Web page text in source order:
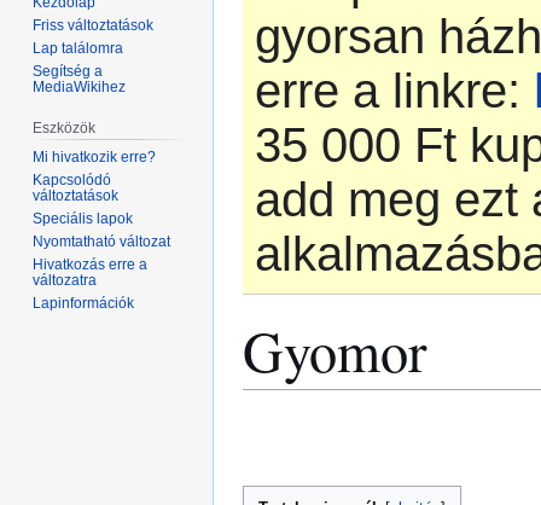
gyorsan
erre a linkre:
‎35 000 Ft
add meg ezt
Gyomor
Friss változtatások
Lap találomra
Segítség a
MediaWikihez
Eszközök
Mi hivatkozik erre?
Kapcsolódó
változtatások
Speciális lapok
Nyomtatható változat
Hivatkozás erre a
változatra
Lapinformációk